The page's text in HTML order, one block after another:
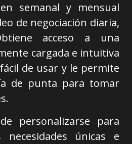
semanal y mensual
de negociación diaria,
acceso a una
cargada e intuitiva
de usar y le permite
de punta para tomar
personalizarse para
únicas e